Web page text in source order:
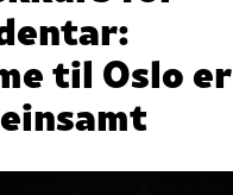
til Oslo er